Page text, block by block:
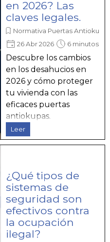
en 2026? Las
claves legales.
Normativa Puertas
26 Abr 2026
6 minutos
Descubre los cambios
en los desahucios en
2026 y cómo proteger
tu vivienda con las
eficaces puertas
antiokupas.
Leer
¿Qué tipos de
sistemas de
seguridad son
efectivos contra
la ocupación
ilegal?